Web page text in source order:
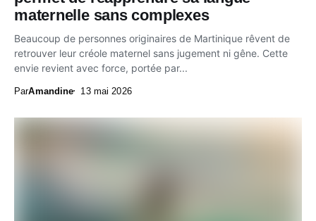
maternelle sans complexes
Beaucoup de personnes originaires de Martinique rêvent de
retrouver leur créole maternel sans jugement ni gêne. Cette
envie revient avec force, portée par...
ParAmandine 13 mai 2026